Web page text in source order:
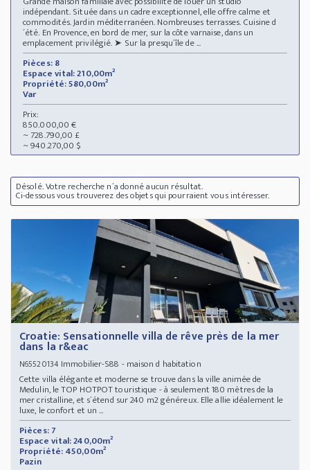
indépendant. Située dans un cadre exceptionnel, elle offre calme et
commodités. Jardin méditerranéen. Nombreuses terrasses. Cuisine d
´été. En Provence, en bord de mer, sur la côte varnaise, dans un
emplacement privilégié. ➤ Sur la presqu´île de ...
Pièces: 8
Espace vital: 210,00m²
Propriété: 580,00m²
Var
Prix:
850.000,00 €
~ 728.790,00 £
~ 940.270,00 $
Désolé. Votre recherche n´a donné aucun résultat.
Ci-dessous vous trouverez des objets qui pourraient vous intéresser.
Croatie: Sensationnelle villa de rêve près de la mer
dans la r&eac
N65520134Immobilier-S88 - maison d habitation
Cette villa élégante et moderne se trouve dans la ville animée de
Medulin, le TOP HOTPOT touristique - à seulement 180 mètres de la
mer cristalline, et s´étend sur 240 m2 généreux. Elle allie idéalement le
luxe, le confort et un ...
Pièces: 7
Espace vital: 240,00m²
Propriété: 450,00m²
Pazin